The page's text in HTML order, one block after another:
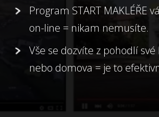
Program START MAKLÉŘE
on-line = nikam nemusíte.
Vše se dozvíte z pohodlí
nebo domova = je to